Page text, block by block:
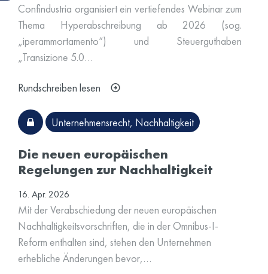
Confindustria organisiert ein vertiefendes Webinar zum
Thema Hyperabschreibung ab 2026 (sog.
„iperammortamento“) und Steuerguthaben
„Transizione 5.0…
Rundschreiben lesen
Unternehmensrecht, Nachhaltigkeit
Die neuen europäischen
Regelungen zur Nachhaltigkeit
16. Apr. 2026
Mit der Verabschiedung der neuen europäischen
Nachhaltigkeitsvorschriften, die in der Omnibus-I-
Reform enthalten sind, stehen den Unternehmen
erhebliche Änderungen bevor,…